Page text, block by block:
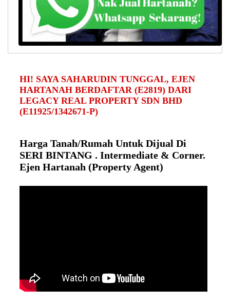
HI! SAYA SAHARUDIN TUNGGAL, EJEN
HARTANAH BERDAFTAR (E2819) DARI
LEGACY REAL PROPERTY SDN BHD
(E11925/1342671-P)
Harga Tanah/Rumah Untuk Dijual Di
SERI BINTANG . Intermediate & Corner.
Ejen Hartanah (Property Agent)